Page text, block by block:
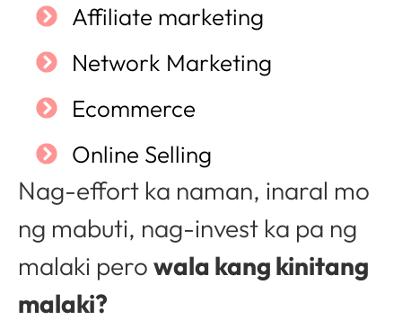
Affiliate marketing
Network Marketing
Ecommerce
Online Selling
Nag-effort ka naman, inaral mo
ng mabuti, nag-invest ka pa ng
malaki pero wala kang kinitang
malaki?